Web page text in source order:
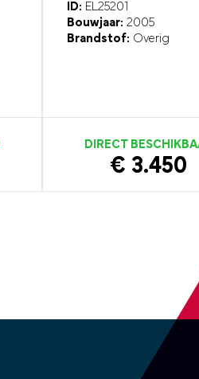
ID: EL25201
Bouwjaar: 2005
Brandstof: Overig
DIRECT
€ 3.450